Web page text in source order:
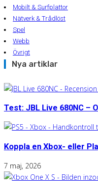
Mobilt & Surfplattor
Nätverk & Trådlöst
Spel
Webb
Övrigt
Nya artiklar
Test: JBL Live 680NC
Koppla en Xbox- eller
7 maj, 2026